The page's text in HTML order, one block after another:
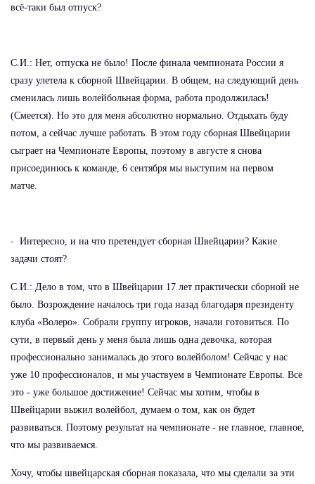
всё-таки был отпуск?
С.И.: Нет, отпуска не было! После финала чемпионата России я
сразу улетела к сборной Швейцарии. В общем, на следующий день
сменилась лишь волейбольная форма, работа продолжилась!
(Смеется). Но это для меня абсолютно нормально. Отдыхать буду
потом, а сейчас лучше работать. В этом году сборная Швейцарии
сыграет на Чемпионате Европы, поэтому в августе я снова
присоединюсь к команде, 6 сентября мы выступим на первом
матче.
- Интересно, и на что претендует сборная Швейцарии? Какие
задачи стоят?
С.И.: Дело в том, что в Швейцарии 17 лет практически сборной не
было. Возрождение началось три года назад благодаря президенту
клуба «Волеро». Собрали группу игроков, начали готовиться. По
сути, в первый день у меня была лишь одна девочка, которая
профессионально занималась до этого волейболом! Сейчас у нас
уже 10 профессионалов, и мы участвуем в Чемпионате Европы. Все
это - уже большое достижение! Сейчас мы хотим, чтобы в
Швейцарии выжил волейбол, думаем о том, как он будет
развиваться. Поэтому результат на чемпионате - не главное, главное,
что мы развиваемся.
Хочу, чтобы швейцарская сборная показала, что мы сделали за эти